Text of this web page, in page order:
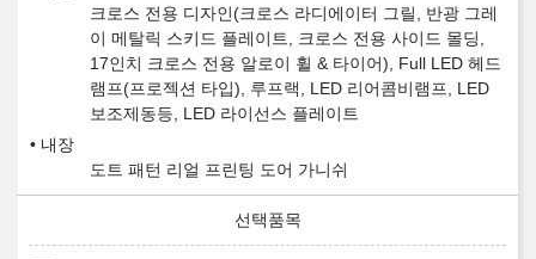
크로스 전용 디자인(크로스 라디에이터 그릴, 반광 그레
이 메탈릭 스키드 플레이트, 크로스 전용 사이드 몰딩,
17인치 크로스 전용 알로이 휠 & 타이어), Full LED 헤드
램프(프로젝션 타입), 루프랙, LED 리어콤비램프, LED
보조제동등, LED 라이선스 플레이트
내장
도트 패턴 리얼 프린팅 도어 가니쉬